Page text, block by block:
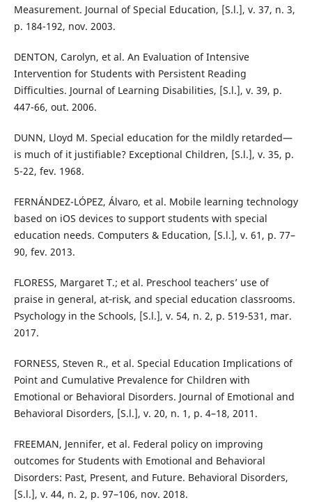
Measurement. Journal of Special Education, [S.l.], v. 37, n. 3,
p. 184-192, nov. 2003.
DENTON, Carolyn, et al. An Evaluation of Intensive
Intervention for Students with Persistent Reading
Difficulties. Journal of Learning Disabilities, [S.l.], v. 39, p.
447-66, out. 2006.
DUNN, Lloyd M. Special education for the mildly retarded—
is much of it justifiable? Exceptional Children, [S.l.], v. 35, p.
5-22, fev. 1968.
FERNÁNDEZ-LÓPEZ, Álvaro, et al. Mobile learning technology
based on iOS devices to support students with special
education needs. Computers & Education, [S.l.], v. 61, p. 77–
90, fev. 2013.
FLORESS, Margaret T.; et al. Preschool teachers’ use of
praise in general, at‐risk, and special education classrooms.
Psychology in the Schools, [S.l.], v. 54, n. 2, p. 519-531, mar.
2017.
FORNESS, Steven R., et al. Special Education Implications of
Point and Cumulative Prevalence for Children with
Emotional or Behavioral Disorders. Journal of Emotional and
Behavioral Disorders, [S.l.], v. 20, n. 1, p. 4–18, 2011.
FREEMAN, Jennifer, et al. Federal policy on improving
outcomes for Students with Emotional and Behavioral
Disorders: Past, Present, and Future. Behavioral Disorders,
[S.l.], v. 44, n. 2, p. 97–106, nov. 2018.